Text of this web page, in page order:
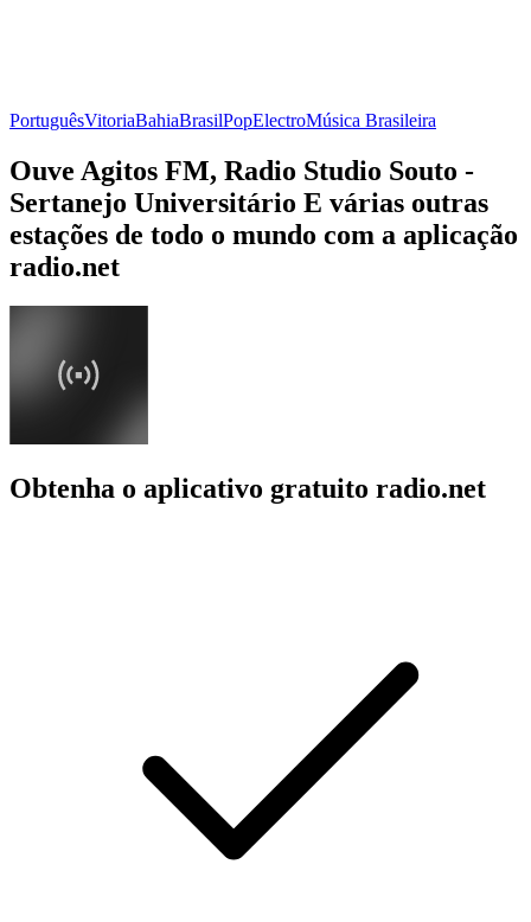
PortuguêsVitoriaBahiaBrasilPopElectroMúsica Brasileira
Ouve Agitos FM, Radio Studio Souto -
Sertanejo Universitário E várias outras
estações de todo o mundo com a aplicação
radio.net
Obtenha o aplicativo gratuito radio.net